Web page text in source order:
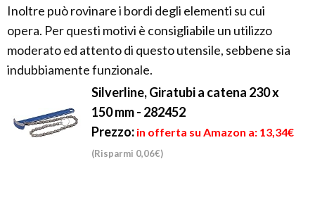
Inoltre può rovinare i bordi degli elementi su cui
opera. Per questi motivi è consigliabile un utilizzo
moderato ed attento di questo utensile, sebbene sia
indubbiamente funzionale.
Silverline, Giratubi a catena 230 x
150 mm - 282452
Prezzo: in offerta su Amazon a: 13,34€
(Risparmi 0,06€)